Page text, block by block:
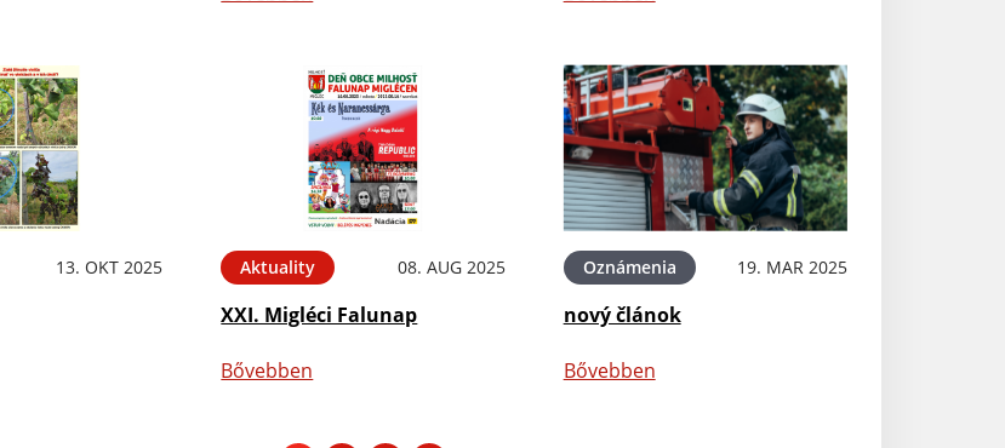
13. OKT 2025 Aktuality 08. AUG 2025
XXI. Migléci Falunap
Bővebben
Oznámenia 19. MAR 2025
nový článok
Bővebben